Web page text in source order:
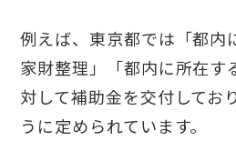
例えば、東京都では「都内
家財整理」「都内に所在す
対して補助金を交付してお
うに定められています。